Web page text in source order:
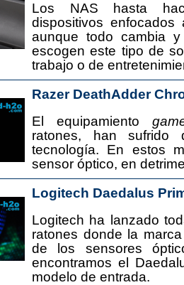
Los NAS hasta
dispositivos
aunque todo cambia
escogen este tipo de
trabajo o de
Razer DeathAdder
El equipamiento
ratones, han sufrido
tecnología. En estos
sensor óptico, en
Logitech Daedalus
Logitech ha lanzado
ratones donde la
de los sensores
encontramos el
modelo de entrada.